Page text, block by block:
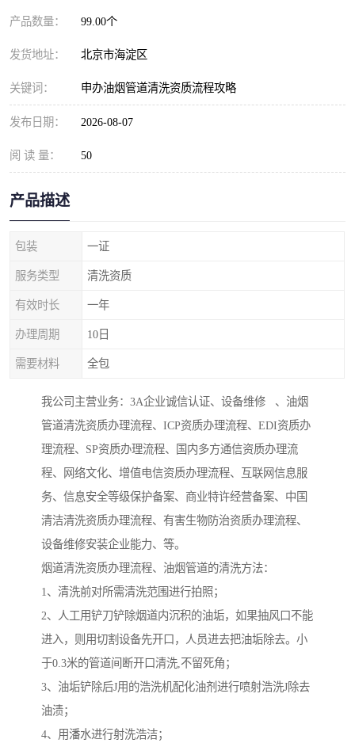
产品数量： 99.00个
发货地址： 北京市海淀区
关键词： 申办油烟管道清洗资质流程攻略
发布日期： 2026-08-07
阅 读 量： 50
产品描述
包装 一证
服务类型 清洗资质
有效时长 一年
办理周期 10日
需要材料 全包
我公司主营业务：3A企业诚信认证、设备维修 、油烟
管道清洗资质办理流程、ICP资质办理流程、EDI资质办
理流程、SP资质办理流程、国内多方通信资质办理流
程、网络文化、增值电信资质办理流程、互联网信息服
务、信息安全等级保护备案、商业特许经营备案、中国
清洁清洗资质办理流程、有害生物防治资质办理流程、
设备维修安装企业能力、等。
烟道清洗资质办理流程、油烟管道的清洗方法：
1、清洗前对所需清洗范围进行拍照；
2、人工用铲刀铲除烟道内沉积的油垢，如果抽风口不能
进入，则用切割设备先开口，人员进去把油垢除去。小
于0.3米的管道间断开口清洗,不留死角；
3、油垢铲除后J用的浩洗机配化油剂进行喷射浩洗J除去
油渍；
4、用潘水进行射洗浩洁；